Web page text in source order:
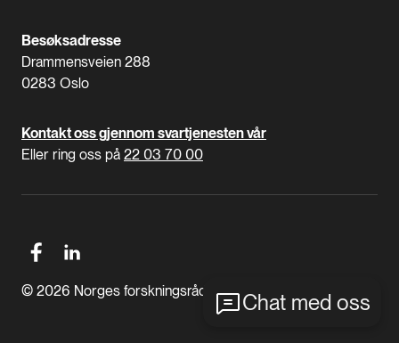
Chat med oss
Besøksadresse
Drammensveien 288
0283 Oslo
Kontakt oss gjennom svartjenesten vår
Eller ring oss på 22 03 70 00
© 2026 Norges forskningsråd